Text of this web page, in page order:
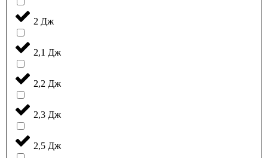
2 Дж
2,1 Дж
2,2 Дж
2,3 Дж
2,5 Дж